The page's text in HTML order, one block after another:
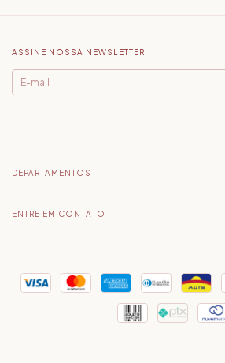
ASSINE NOSSA NEWSLETTER
DEPARTAMENTOS
ENTRE EM CONTATO